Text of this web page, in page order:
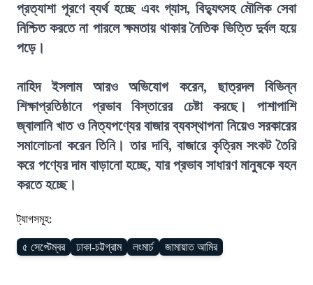
প্রত্যাশা পূরণে ব্যর্থ হচ্ছে এবং গ্যাস, বিদ্যুৎসহ মৌলিক সেবা
নিশ্চিত করতে না পারলে ক্ষমতায় থাকার নৈতিক ভিত্তি দুর্বল হয়ে
পড়ে।
নাহিদ ইসলাম আরও অভিযোগ করেন, ছাত্রদল বিভিন্ন
শিক্ষাপ্রতিষ্ঠানে প্রভাব বিস্তারের চেষ্টা করছে। পাশাপাশি
জ্বালানি খাত ও নিত্যপণ্যের বাজার ব্যবস্থাপনা নিয়েও সরকারের
সমালোচনা করেন তিনি। তার দাবি, বাজারে কৃত্রিম সংকট তৈরি
করে পণ্যের দাম বাড়ানো হচ্ছে, যার প্রভাব সাধারণ মানুষকে বহন
করতে হচ্ছে।
ট্যাগসমূহ:
৫ সেপ্টেম্বর ঢাকা-চট্টগ্রাম লংমার্চ জামায়াত আমির